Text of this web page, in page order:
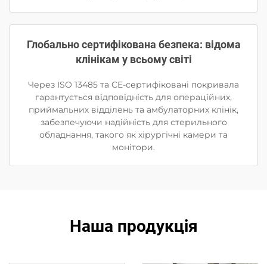
Глобально сертифікована безпека: відома
клінікам у всьому світі
Через ISO 13485 та CE-сертифіковані покривала
гарантується відповідність для операційних,
приймальних відділень та амбулаторних клінік,
забезпечуючи надійність для стерильного
обладнання, такого як хірургічні камери та
монітори.
Наша продукція